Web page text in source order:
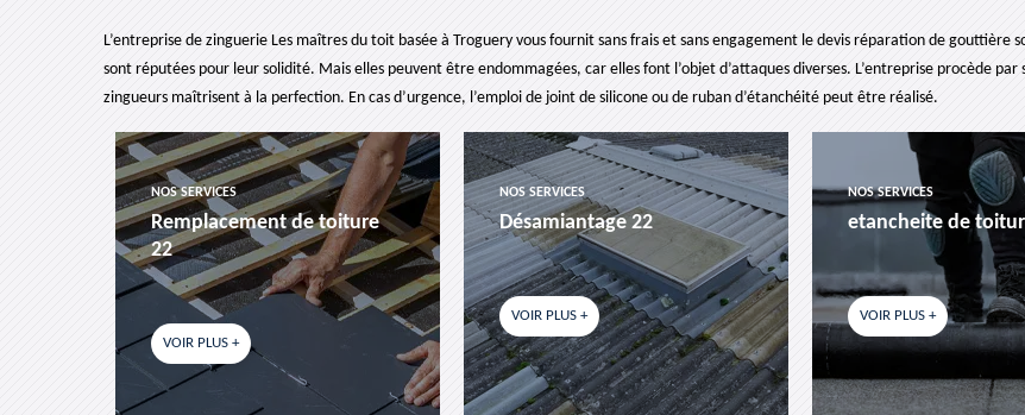
L’entreprise de zinguerie Les maîtres du toit basée à Troguery vous fournit sans frais et sans engagement le devis réparation de gouttière
sont réputées pour leur solidité. Mais elles peuvent être endommagées, car elles font l’objet d’attaques diverses. L’entreprise procède
zingueurs maîtrisent à la perfection. En cas d’urgence, l’emploi de joint de silicone ou de ruban d’étanchéité peut être réalisé.
NOS SERVICES
Remplacement de toiture
22
VOIR PLUS +
NOS SERVICES
Désamiantage 22
VOIR PLUS +
NOS SERVICES
etancheite de
VOIR PLUS +